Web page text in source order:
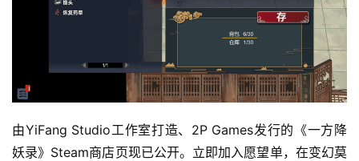
会
海
由YiFang Studio工作室打造、2P Games发行的《一方降
妖录》Steam商店页现已公开。立即加入愿望单，在变幻莫